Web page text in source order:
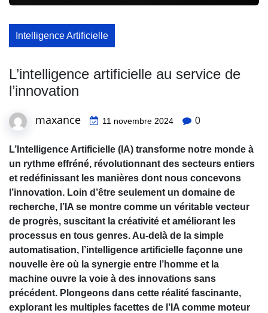
Intelligence Artificielle
L’intelligence artificielle au service de
l’innovation
maxance 11 novembre 2024 0
L’Intelligence Artificielle (IA) transforme notre monde à
un rythme effréné, révolutionnant des secteurs entiers
et redéfinissant les manières dont nous concevons
l’innovation. Loin d’être seulement un domaine de
recherche, l’IA se montre comme un véritable vecteur
de progrès, suscitant la créativité et améliorant les
processus en tous genres. Au-delà de la simple
automatisation, l’intelligence artificielle façonne une
nouvelle ère où la synergie entre l’homme et la
machine ouvre la voie à des innovations sans
précédent. Plongeons dans cette réalité fascinante,
explorant les multiples facettes de l’IA comme moteur